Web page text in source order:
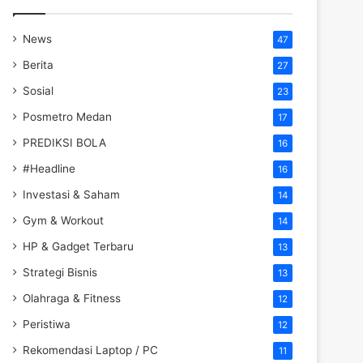
News 47
Berita 27
Sosial 23
Posmetro Medan 17
PREDIKSI BOLA 16
#Headline 16
Investasi & Saham 14
Gym & Workout 14
HP & Gadget Terbaru 13
Strategi Bisnis 13
Olahraga & Fitness 12
Peristiwa 12
Rekomendasi Laptop / PC 11